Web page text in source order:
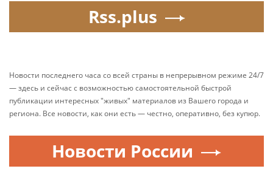
Rss.plus
Новости последнего часа со всей страны в непрерывном режиме 24/7
— здесь и сейчас с возможностью самостоятельной быстрой
публикации интересных "живых" материалов из Вашего города и
региона. Все новости, как они есть — честно, оперативно, без купюр.
Новости России